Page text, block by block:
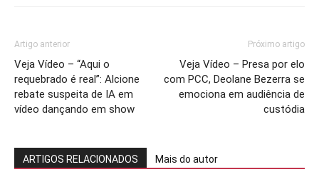
Artigo anterior
Veja Vídeo – “Aqui o
requebrado é real”: Alcione
rebate suspeita de IA em
vídeo dançando em show
Próximo artigo
Veja Vídeo – Presa por elo
com PCC, Deolane Bezerra se
emociona em audiência de
custódia
ARTIGOS RELACIONADOS Mais do autor